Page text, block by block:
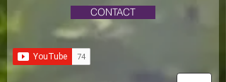
CONTACT